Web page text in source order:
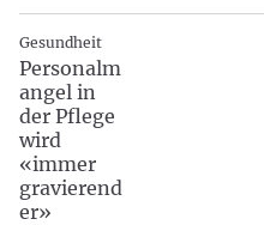
Gesundheit
Personalm
angel in
der Pflege
wird
«immer
gravierend
er»